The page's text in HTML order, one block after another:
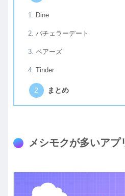
Dine
バチェラーデート
ペアーズ
Tinder
まとめ
メシモクが多いアプ